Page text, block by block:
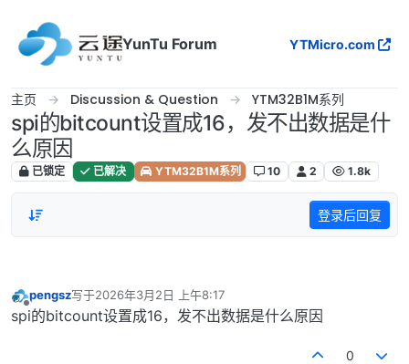
YunTu Forum
YTMicro.com
主页 Discussion & Question YTM32B1M系列
spi的bitcount设置成16，发不出数据是什
么原因
已锁定 已解决 YTM32B1M系列 10 2 1.8k
登录后回复
离线
pengsz写于2026年3月2日 上午8:17
最后由 编辑
spi的bitcount设置成16，发不出数据是什么原因
0